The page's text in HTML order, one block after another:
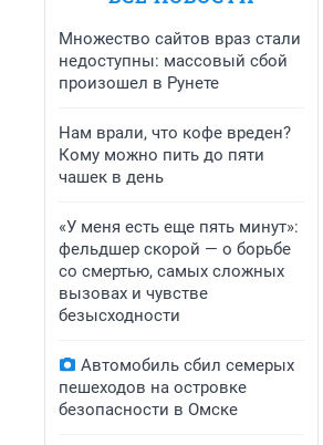
Множество сайтов враз стали
недоступны: массовый сбой
произошел в Рунете
Нам врали, что кофе вреден?
Кому можно пить до пяти
чашек в день
«У меня есть еще пять минут»:
фельдшер скорой — о борьбе
со смертью, самых сложных
вызовах и чувстве
безысходности
Автомобиль сбил семерых
пешеходов на островке
безопасности в Омске